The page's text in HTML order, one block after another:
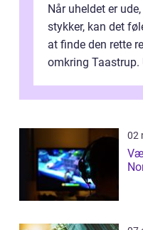
Når uheldet er
stykker, kan det
at finde den rette
omkring Taastrup.
02